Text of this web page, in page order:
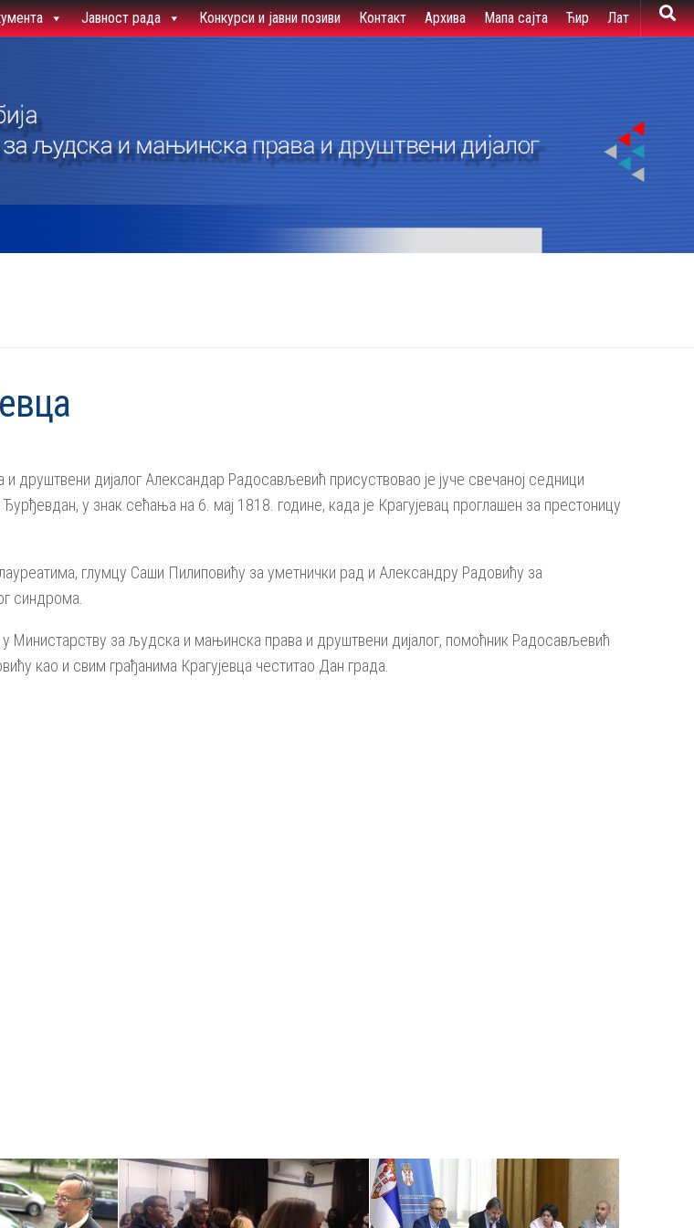
Јавност рада Конкурси и јавни позиви Контакт Архива Мапа сајта Ћир Лат
дијалог Александар Радосављевић присуствовао је јуче свечаној седници
у знак сећања на 6. мај 1818. године, када је Крагујевац проглашен за престоницу
глумцу Саши Пилиповићу за уметнички рад и Александру Радовићу за
синдрома.
за људска и мањинска права и друштвени дијалог, помоћник Радосављевић
као и свим грађанима Крагујевца честитао Дан града.